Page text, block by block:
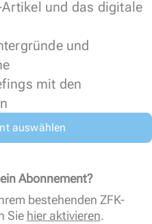
und das digitale
und
mit den
auswählen
Abonnement?
bestehenden ZFK-
Sie hier aktivieren.